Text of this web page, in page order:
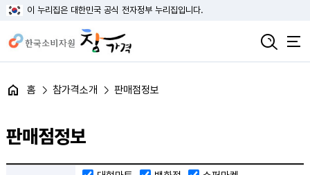
이 누리집은 대한민국 공식 전자정부 누리집입니다.
홈 참가격소개 판매점정보
판매점정보